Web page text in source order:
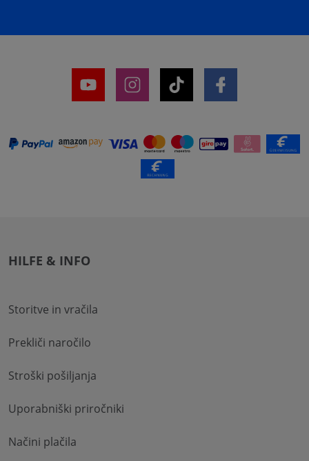
HILFE & INFO
Storitve in vračila
Prekliči naročilo
Stroški pošiljanja
Uporabniški priročniki
Načini plačila